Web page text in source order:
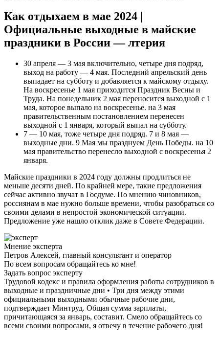
Как отдыхаем в мае 2024 |
Официальные выходные в майские
праздники в России — лтерия
30 апреля — 3 мая включительно, четыре дня подряд,
выход на работу — 4 мая. Последний апрельский день
выпадает на субботу и добавляется к майскому отдыху.
На воскресенье 1 мая приходится Праздник Весны и
Труда. На понедельник 2 мая переносится выходной с 1
мая, которое выпало на воскресенье. на 3 мая
правительственным постановлением перенесен
выходной с 1 января, который выпал на субботу.
7 — 10 мая, тоже четыре дня подряд. 7 и 8 мая —
выходные дни. 9 Мая мы празднуем День Победы. на 10
мая правительство перенесло выходной с воскресенья 2
января.
Майские праздники в 2024 году должны продлиться не
меньше десяти дней. По крайней мере, такие предложения
сейчас активно звучат в Госдуме. По мнению чиновников,
россиянам в мае нужно больше времени, чтобы разобраться со
своими делами в непростой экономической ситуации.
Предложение уже нашло отклик даже в Совете Федерации.
Мнение эксперта
Петров Алексей, главный консультант и оператор
По всем вопросам обращайтесь ко мне!
Задать вопрос эксперту
Трудовой кодекс и правила оформления работы сотрудников в
выходные и праздничные дни • Три дня между этими
официальными выходными обычные рабочие дни,
подтверждает Минтруд. Общая сумма зарплаты,
причитающаяся за январь, составит. Смело обращайтесь со
всеми своими вопросами, я отвечу в течение рабочего дня!